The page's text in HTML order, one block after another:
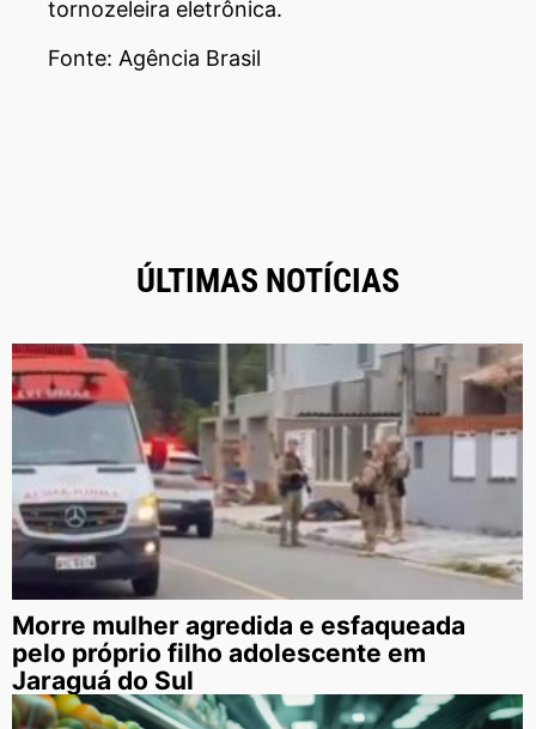
tornozeleira eletrônica.
Fonte: Agência Brasil
ÚLTIMAS NOTÍCIAS
Morre mulher agredida e esfaqueada
pelo próprio filho adolescente em
Jaraguá do Sul